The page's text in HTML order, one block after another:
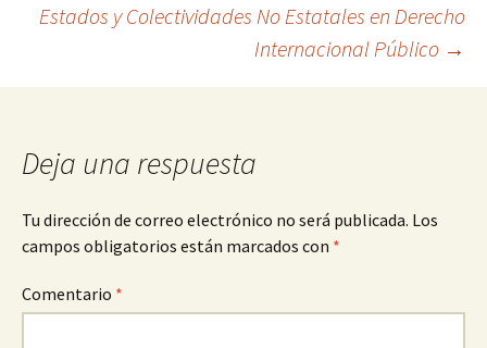
de
entradas
Estados y Colectividades No Estatales en Derecho
Internacional Público →
Deja una respuesta
Tu dirección de correo electrónico no será publicada. Los
campos obligatorios están marcados con *
Comentario *